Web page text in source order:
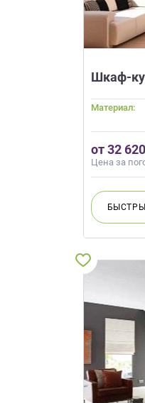
Шкаф-
Материал:
от 32
Цена за